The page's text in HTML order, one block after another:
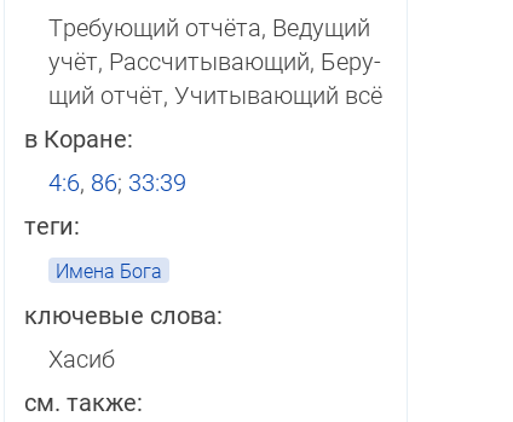
Требующий отчёта, Ведущий
учёт, Рассчитывающий, Бе­ру­
щий отчёт, Учитываю­щий всё
в Коране:
4:6, 86; 33:39
теги:
Имена Бога
ключевые слова:
Хасиб
см. также: